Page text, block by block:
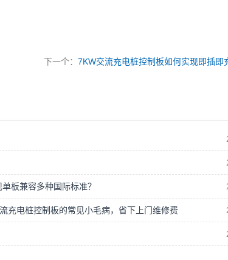
下一个：7KW交流充电桩控制板如何实现即插即
板兼容多种国际标准？
充电桩控制板的常见小毛病，省下上门维修费